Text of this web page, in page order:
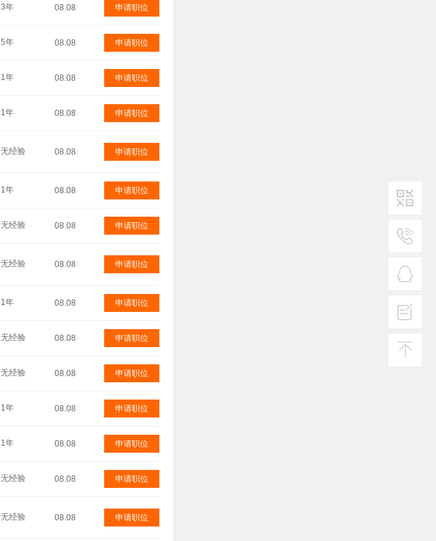
3年 08.08 申请职位
5年 08.08 申请职位
1年 08.08 申请职位
1年 08.08 申请职位
无经验 08.08 申请职位
1年 08.08 申请职位
无经验 08.08 申请职位
无经验 08.08 申请职位
1年 08.08 申请职位
无经验 08.08 申请职位
无经验 08.08 申请职位
1年 08.08 申请职位
1年 08.08 申请职位
无经验 08.08 申请职位
无经验 08.08 申请职位
二维码1
热线
客服
建议